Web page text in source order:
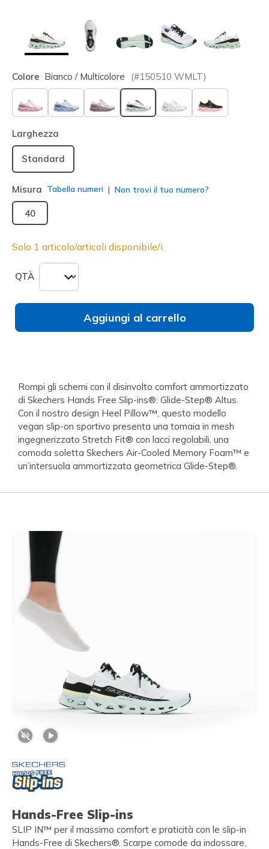
Colore Bianco / Multicolore (#150510 WMLT)
selezionato
Larghezza
Standard
Misura Tabella numeri Non trovi il tuo numero?
40
Solo 1 articolo/articoli disponibile/i.
QTÀ
Aggiungi al carrello
Rompi gli schemi con il disinvolto comfort ammortizzato
di Skechers Hands Free Slip-ins®: Glide-Step® Altus.
Con il nostro design Heel Pillow™, questo modello
vegan slip-on sportivo presenta una tomaia in mesh
ingegnerizzato Stretch Fit® con lacci regolabili, una
comoda soletta Skechers Air-Cooled Memory Foam™ e
un’intersuola ammortizzata geometrica Glide-Step®.
Hands-Free Slip-ins
SLIP IN™ per il massimo comfort e praticità con le slip-in
Hands-Free di Skechers®. Scarpe comode da indossare,